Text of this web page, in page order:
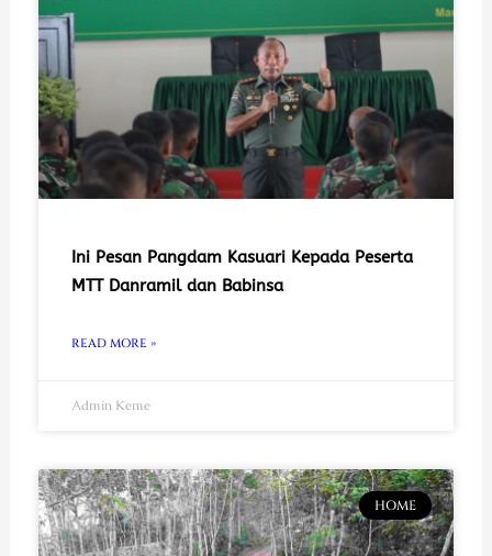
Ini Pesan Pangdam Kasuari Kepada Peserta
MTT Danramil dan Babinsa
READ MORE »
Admin Keme
HOME